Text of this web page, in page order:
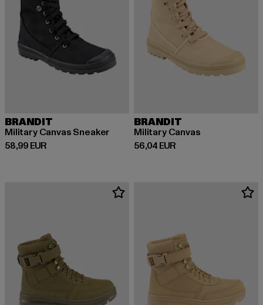
BRANDIT
Military Canvas Sneaker
58,99 EUR
Derzeitiger Preis: 58,99 EUR
BRANDIT
Military Canvas
56,04 EUR
Derzeitiger Preis: 56,04 EUR